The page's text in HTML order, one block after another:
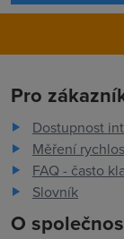
Pro
Dostupnost
Měření
FAQ - často
Slovník
O